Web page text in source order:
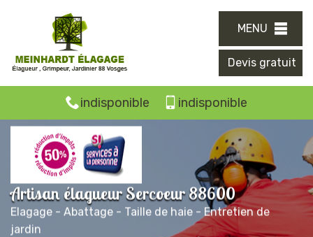
MENU
Devis gratuit
indisponible indisponible
Artisan élagueur Sercoeur 88600
Elagage - Abattage - Taille de haie - Entretien de
jardin